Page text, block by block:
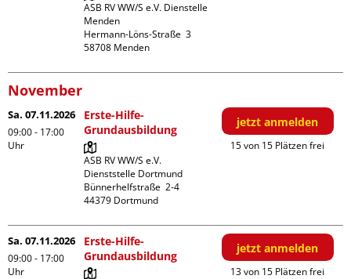
ASB RV WW/S e.V. Dienstelle
Menden
Hermann-Löns-Straße  3
November
Sa. 07.11.2026
09:00 - 17:00
Uhr
Erste-Hilfe-
Grundausbildung
ASB RV WW/S e.V.
Dienststelle Dortmund
Bünnerhelfstraße  2-4
jetzt anmelden
15 von 15 Plätzen frei
Sa. 07.11.2026
09:00 - 17:00
Uhr
Erste-Hilfe-
Grundausbildung
jetzt anmelden
13 von 15 Plätzen frei